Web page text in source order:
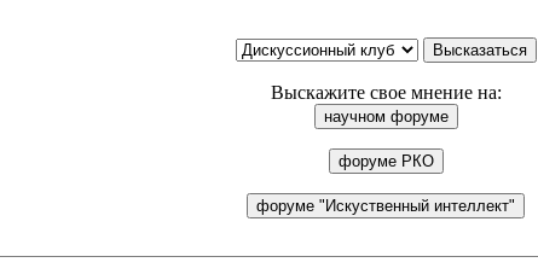
Выскажите свое мнение на: